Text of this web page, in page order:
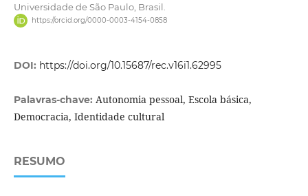
Universidade de São Paulo, Brasil.
https://orcid.org/0000-0003-4154-0858
DOI: https://doi.org/10.15687/rec.v16i1.62995
Palavras-chave: Autonomia pessoal, Escola básica,
Democracia, Identidade cultural
RESUMO